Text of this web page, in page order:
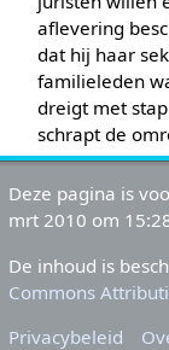
aflevering
dat hij haar
familieleden
dreigt met
schrapt de
Deze pagina is
mrt 2010 om
De inhoud is
Commons
Privacybeleid